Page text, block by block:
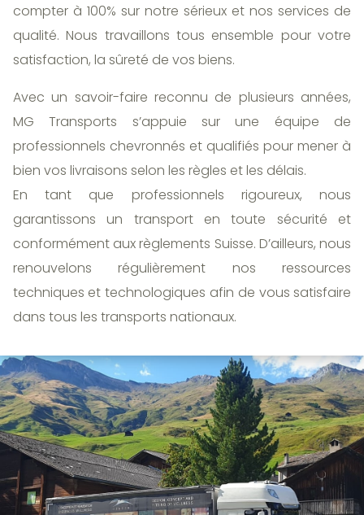
compter à 100% sur notre sérieux et nos services de
qualité. Nous travaillons tous ensemble pour votre
satisfaction, la sûreté de vos biens.
Avec un savoir-faire reconnu de plusieurs années,
MG Transports s’appuie sur une équipe de
professionnels chevronnés et qualifiés pour mener à
bien vos livraisons selon les règles et les délais.
En tant que professionnels rigoureux, nous
garantissons un transport en toute sécurité et
conformément aux règlements Suisse. D’ailleurs, nous
renouvelons régulièrement nos ressources
techniques et technologiques afin de vous satisfaire
dans tous les transports nationaux.